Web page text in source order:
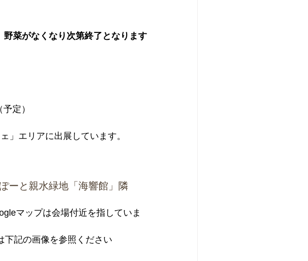
菜がなくなり次第終了となります
定）
」エリアに出展しています。
ーと親水緑地「海響館」隣
マップは会場付近を指していま
下記の画像を参照ください